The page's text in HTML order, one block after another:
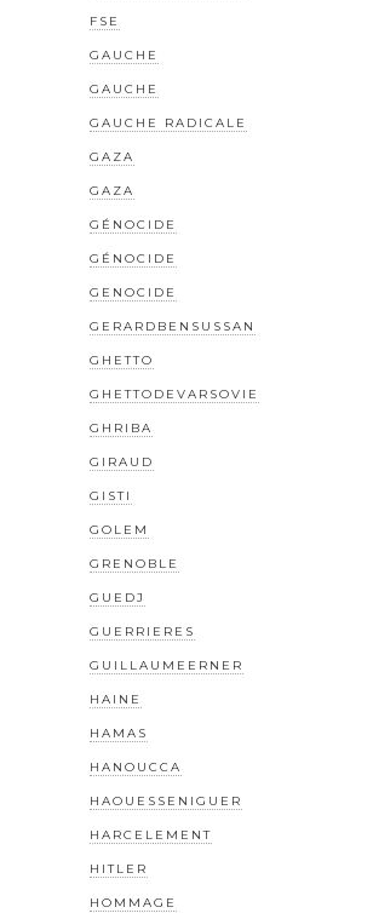
FSE
GAUCHE
GAUCHE
GAUCHE RADICALE
GAZA
GAZA
GÉNOCIDE
GÉNOCIDE
GENOCIDE
GERARDBENSUSSAN
GHETTO
GHETTODEVARSOVIE
GHRIBA
GIRAUD
GISTI
GOLEM
GRENOBLE
GUEDJ
GUERRIERES
GUILLAUMEERNER
HAINE
HAMAS
HANOUCCA
HAOUESSENIGUER
HARCELEMENT
HITLER
HOMMAGE